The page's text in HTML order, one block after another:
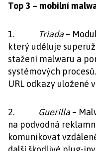
Top 3 – mobilní
1. Triada–
který uděluje
stažení malwaru a
systémových
URL odkazy uložené
2. Guerilla–
na podvodná
komunikovat